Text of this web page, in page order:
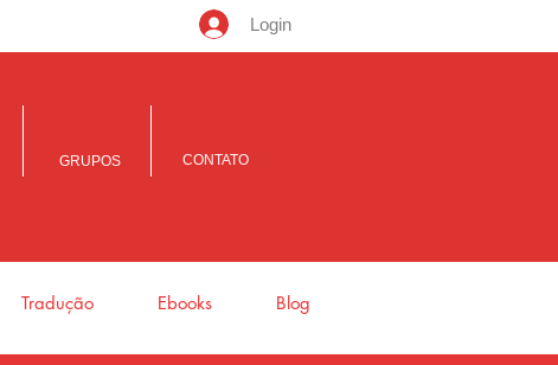
Login
GRUPOS CONTATO
Tradução Ebooks Blog